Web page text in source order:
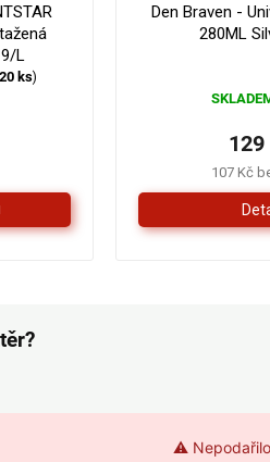
L
ks)
Den Braven -
280ML
107 Kč
129
⚠️